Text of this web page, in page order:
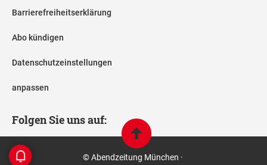
Barrierefreiheitserklärung
Abo kündigen
Datenschutzeinstellungen
anpassen
Folgen Sie uns auf:
© Abendzeitung München ·